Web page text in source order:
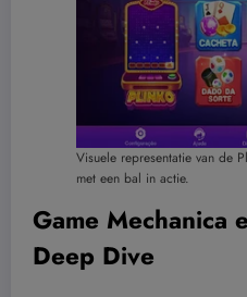
Visuele representatie van de
met een bal in actie.
Game Mechanica
Deep Dive